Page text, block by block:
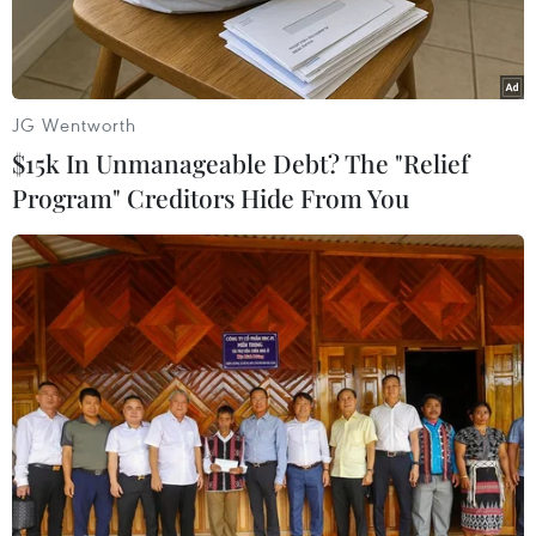
Các em nhỏ chơi đùa trong công viên ở Busan, Hàn Quốc trong
ngày nắng nóng 29/7/2024. (Ảnh: Yonhap/TTXVN)
Theo phóng viên TTXVN tại Seoul, ngày 31/7,
các cơ quan y tế Hàn Quốc cho hay trong bối
cảnh những ngày nắng nóng liên tiếp, số người
phải đến phòng cấp cứu do các bệnh liên quan
JG Wentworth
$15k In Unmanageable Debt? The "Relief
Program" Creditors Hide From You